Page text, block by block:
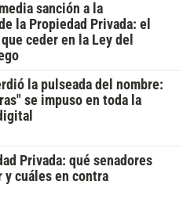
sanción a la
la Propiedad Privada: el
ceder en la Ley del
la pulseada del nombre:
se impuso en toda la
Privada: qué senadores
y cuáles en contra